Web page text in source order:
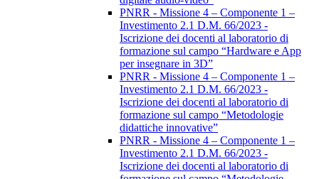
PNRR - Missione 4 – Componente 1 –
Investimento 2.1 D.M. 66/2023 -
Iscrizione dei docenti al laboratorio di
formazione sul campo “Hardware e App
per insegnare in 3D”
PNRR - Missione 4 – Componente 1 –
Investimento 2.1 D.M. 66/2023 -
Iscrizione dei docenti al laboratorio di
formazione sul campo “Metodologie
didattiche innovative”
PNRR - Missione 4 – Componente 1 –
Investimento 2.1 D.M. 66/2023 -
Iscrizione dei docenti al laboratorio di